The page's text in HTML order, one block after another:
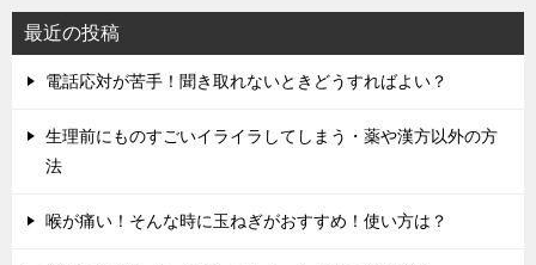
最近の投稿
電話応対が苦手！聞き取れないときどうすればよい？
生理前にものすごいイライラしてしまう・薬や漢方以外の方
法
喉が痛い！そんな時に玉ねぎがおすすめ！使い方は？